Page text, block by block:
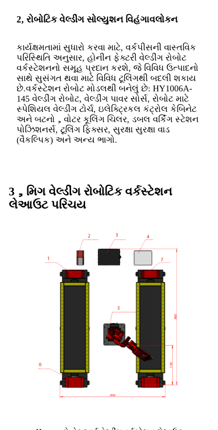
2, રોબોટિક વેલ્ડીંગ સોલ્યુશન વિહંગાવલોકન
કાર્યક્ષમતામાં સુધારો કરવા માટે, વર્કપીસની વાસ્તવિક
પરિસ્થિતિ અનુસાર, હોનીન ફેક્ટરી વેલ્ડીંગ રોબોટ
વર્કસ્ટેશનનો સમૂહ પ્રદાન કરશે, જે વિવિધ ઉત્પાદનો
સાથે સુસંગત થવા માટે વિવિધ ટૂલિંગથી બદલી શકાય
છે.વર્કસ્ટેશન રોબોટ મોડલથી બનેલું છે: HY1006A-
145 વેલ્ડીંગ રોબોટ, વેલ્ડીંગ પાવર સોર્સ, રોબોટ માટે
સ્પેશિયલ વેલ્ડીંગ ટોર્ચ, ઇલેક્ટ્રિકલ કંટ્રોલ કેબિનેટ
અને બટનો，વોટર કૂલિંગ ચિલર, ડબલ વર્કિંગ સ્ટેશન
પોઝિશનર્સ, ટૂલિંગ ફિક્સર, સુરક્ષા સુરક્ષા વાડ
(વૈકલ્પિક) અને અન્ય ભાગો.
3，મિગ વેલ્ડીંગ રોબોટિક વર્કસ્ટેશન
લેઆઉટ પરિચય